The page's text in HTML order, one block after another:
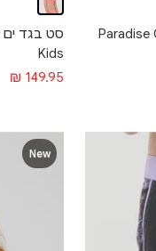
Kids
מחיר מבצע
149.95 ₪
New